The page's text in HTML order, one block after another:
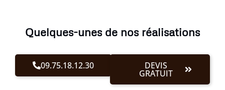
Quelques-unes de nos réalisations
09.75.18.12.30 DEVIS
GRATUIT